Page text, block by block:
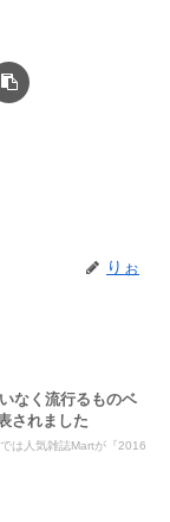
りぉ
なく流行るものベ
されました
は人気雑誌Martが『2016